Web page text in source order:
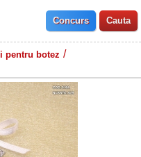
pentru botez